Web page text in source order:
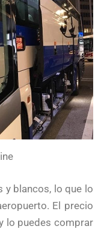
y blancos, lo que lo
El precio
lo puedes comprar